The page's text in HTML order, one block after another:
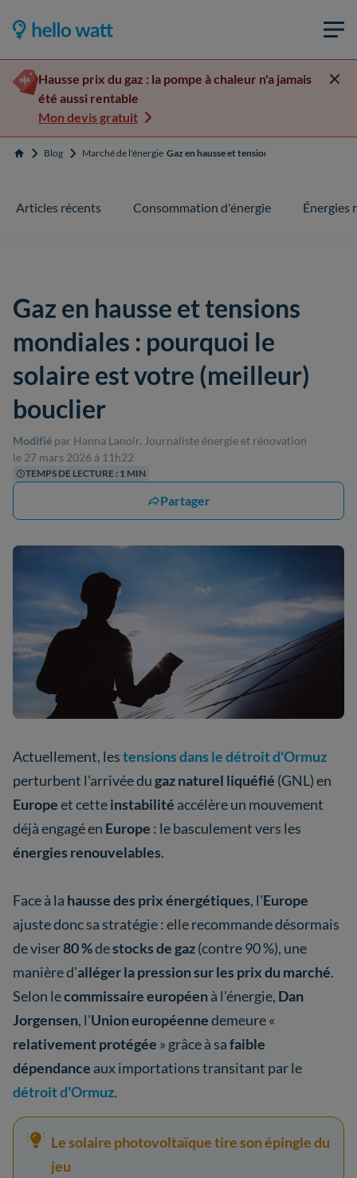
Hausse prix du gaz : la pompe à chaleur n'a jamais
été aussi rentable
Mon devis gratuit
Accueil Blog Marché de l'énergie Gaz en hausse et tensions mondiales :
Articles récents Consommation d'énergie Énergies
Gaz en hausse et tensions
mondiales : pourquoi le
solaire est votre (meilleur)
bouclier
Modifié par Hanna Lanoir, Journaliste énergie et rénovation
le 27 mars 2026 à 11h22
TEMPS DE LECTURE : 1 MIN
Partager
Actuellement, lestensions dans le détroit d'Ormuz
perturbent l'arrivée dugaz naturel liquéfié (GNL) en
Europeet cetteinstabilité accélère un mouvement
déjà engagé en Europe : le basculement vers les
énergies renouvelables.
Face à la hausse des prix énergétiques, l'Europe
ajuste donc sa stratégie : elle recommande désormais
de viser80 %destocks de gaz(contre 90 %), une
manière d'alléger la pression sur les prix du marché.
Selon lecommissaire européenà l'énergie, Dan
Jorgensen, l'Union européennedemeure «
relativement protégée » grâce à safaible
dépendance aux importations transitant par le
détroit d'Ormuz.
Le solaire photovoltaïque tire son épingle du
jeu